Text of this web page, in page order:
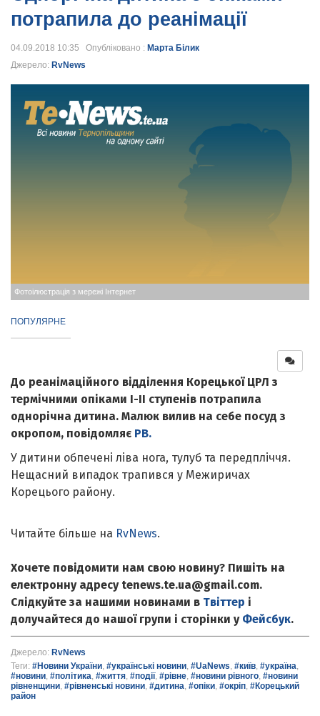
потрапила до реанімації
04.09.2018 10:35 Опубліковано : Марта Білик
Джерело: RvNews
Фотоілюстрація з мережі Інтернет
ПОПУЛЯРНЕ
До реанімаційного відділення Корецької ЦРЛ з
термічними опіками І-ІІ ступенів потрапила
однорічна дитина. Малюк вилив на себе посуд з
окропом, повідомляє РВ.
У дитини обпечені ліва нога, тулуб та передпліччя.
Нещасний випадок трапився у Межиричах
Корецього району.
Читайте більше на RvNews.
Хочете повідомити нам свою новину? Пишіть на
електронну адресу tenews.te.ua@gmail.com.
Слідкуйте за нашими новинами в Твіттер і
долучайтеся до нашої групи і сторінки у Фейсбук.
Джерело: RvNews
Теги: #Новини України, #українські новини, #UaNews, #київ, #україна,
#новини, #політика, #життя, #події, #рівне, #новини рівного, #новини
рівненщини, #рівненські новини, #дитина, #опіки, #окріп, #Корецький
район